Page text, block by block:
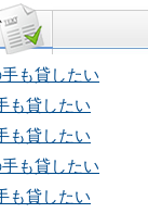
も貸したい
も貸したい
も貸したい
も貸したい
も貸したい